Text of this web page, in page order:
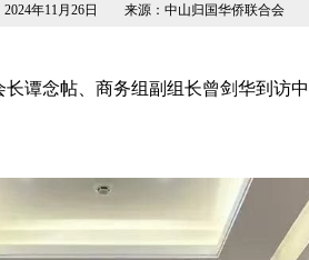
2024年11月26日 来源：中山归国华侨联合会
谭念帖、商务组副组长曾剑华到访